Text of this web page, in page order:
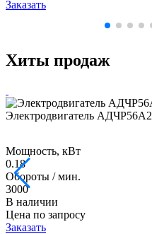
Заказать
Хиты продаж
Электродвигатель АДЧР56А2
Мощность, кВт
0.18
Обороты / мин.
3000
В наличии
Цена по запросу
Заказать